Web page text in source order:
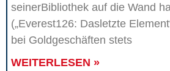
seinerBibliothek auf die Wand
(„Everest126: Dasletzte
bei Goldgeschäften stets
WEITERLESEN »